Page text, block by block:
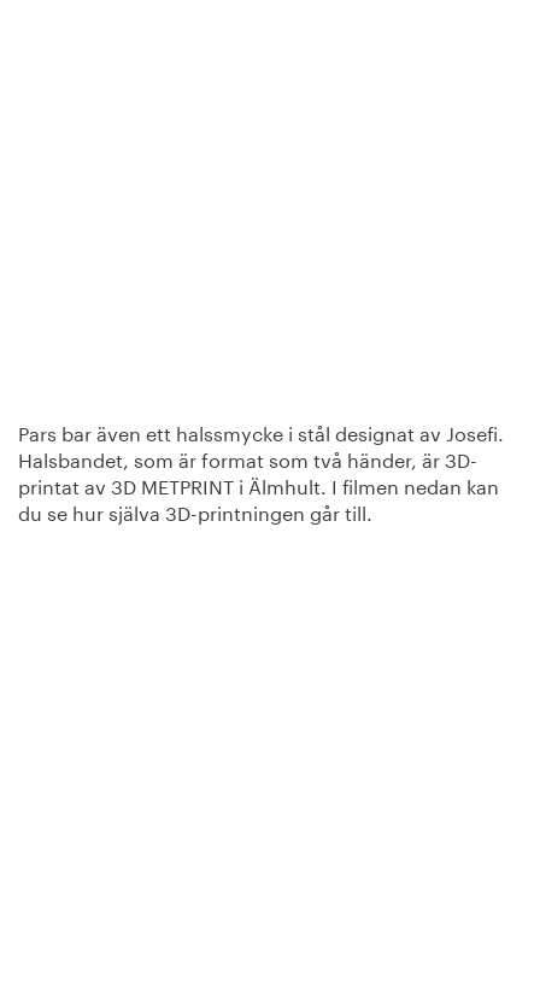
Pars bar även ett halssmycke i stål designat av Josefi.
Halsbandet, som är format som två händer, är 3D-
printat av 3D METPRINT i Älmhult. I filmen nedan kan
du se hur själva 3D-printningen går till.